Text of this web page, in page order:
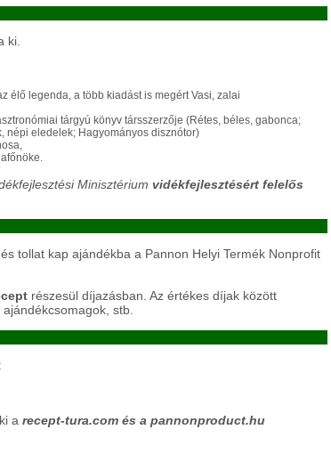
ki.
élő legenda, a több kiadást is megért Vasi, zalai
tárgyú könyv társszerzője (Rétes, béles, gabonca;
népi eledelek; Hagyományos disznótor)
Minisztérium vidékfejlesztésért felelős
tollat kap ajándékba a Pannon Helyi Termék Nonprofit
részesül díjazásban. Az értékes díjak között
stb.
a recept-tura.com és a pannonproduct.hu